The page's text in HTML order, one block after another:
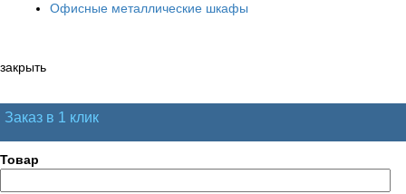
Офисные металлические шкафы
закрыть
Заказ в 1 клик
Товар